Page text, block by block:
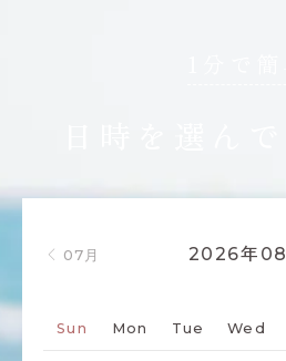
2026年 08
07月
Sun Mon Tue Wed